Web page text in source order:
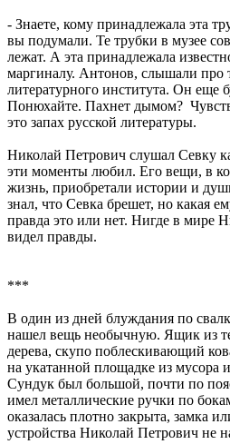
- Знаете, кому принадлежала эта
вы подумали. Те трубки в музее
лежат. А эта принадлежала
маргиналу. Антонов, слышали про
литературного института. Он еще
Понюхайте. Пахнет дымом?
это запах русской литературы.
Николай Петрович слушал Севку
эти моменты любил. Его вещи, в
жизнь, приобретали истории и
знал, что Севка брешет, но какая
правда это или нет. Нигде в мире
видел правды.
***
В один из дней блуждания по
нашел вещь необычную. Ящик из
дерева, скупо поблескивающий
на укатанной площадке из мусора
Сундук был большой, почти по
имел металлические ручки по
оказалась плотно закрыта, замка
устройства Николай Петрович не